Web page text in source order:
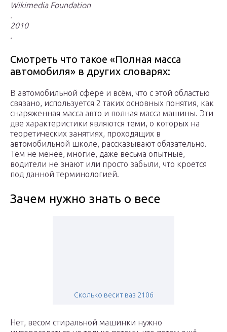
Wikimedia Foundation
.
2010
.
Смотреть что такое «Полная масса
автомобиля» в других словарях:
В автомобильной сфере и всём, что с этой областью
связано, используется 2 таких основных понятия, как
снаряженная масса авто и полная масса машины. Эти
две характеристики являются теми, о которых на
теоретических занятиях, проходящих в
автомобильной школе, рассказывают обязательно.
Тем не менее, многие, даже весьма опытные,
водители не знают или просто забыли, что кроется
под данной терминологией.
Зачем нужно знать о весе
Сколько весит ваз 2106
Нет, весом стиральной машинки нужно